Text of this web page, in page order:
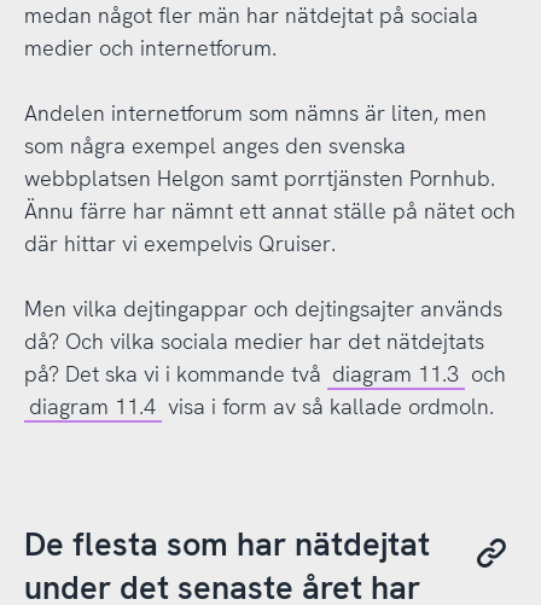
medan något fler män har nätdejtat på sociala
medier och internetforum.
Andelen internetforum som nämns är liten, men
som några exempel anges den svenska
webbplatsen Helgon samt porrtjänsten Pornhub.
Ännu färre har nämnt ett annat ställe på nätet och
där hittar vi exempelvis Qruiser.
Men vilka dejtingappar och dejtingsajter används
då? Och vilka sociala medier har det nätdejtats
på? Det ska vi i kommande två diagram 11.3 och
diagram 11.4 visa i form av så kallade ordmoln.
De flesta som har nätdejtat
under det senaste året har